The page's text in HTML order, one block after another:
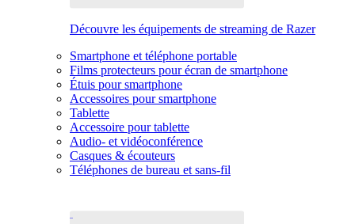
Découvre les équipements de streaming de Razer
Smartphone et téléphone portable
Films protecteurs pour écran de smartphone
Étuis pour smartphone
Accessoires pour smartphone
Tablette
Accessoire pour tablette
Audio- et vidéoconférence
Casques & écouteurs
Téléphones de bureau et sans-fil